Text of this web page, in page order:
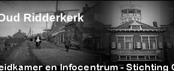
Ridderkerk